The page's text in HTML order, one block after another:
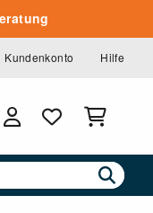
Kundenkonto Hilfe